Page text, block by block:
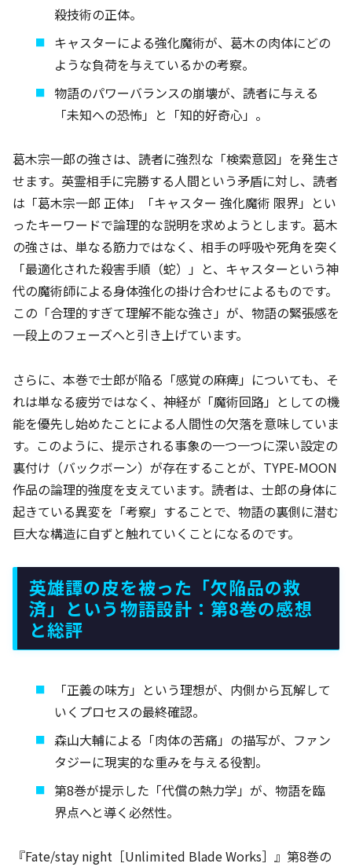
殺技術の正体。
キャスターによる強化魔術が、葛木の肉体にどの
ような負荷を与えているかの考察。
物語のパワーバランスの崩壊が、読者に与える
「未知への恐怖」と「知的好奇心」。
葛木宗一郎の強さは、読者に強烈な「検索意図」を発生さ
せます。英霊相手に完勝する人間という矛盾に対し、読者
は「葛木宗一郎 正体」「キャスター 強化魔術 限界」とい
ったキーワードで論理的な説明を求めようとします。葛木
の強さは、単なる筋力ではなく、相手の呼吸や死角を突く
「最適化された殺害手順（蛇）」と、キャスターという神
代の魔術師による身体強化の掛け合わせによるものです。
この「合理的すぎて理解不能な強さ」が、物語の緊張感を
一段上のフェーズへと引き上げています。
さらに、本巻で士郎が陥る「感覚の麻痺」についても、そ
れは単なる疲労ではなく、神経が「魔術回路」としての機
能を優先し始めたことによる人間性の欠落を意味していま
す。このように、提示される事象の一つ一つに深い設定の
裏付け（バックボーン）が存在することが、TYPE-MOON
作品の論理的強度を支えています。読者は、士郎の身体に
起きている異変を「考察」することで、物語の裏側に潜む
巨大な構造に自ずと触れていくことになるのです。
英雄譚の皮を被った「欠陥品の救
済」という物語設計：第8巻の感想
と総評
「正義の味方」という理想が、内側から瓦解して
いくプロセスの最終確認。
森山大輔による「肉体の苦痛」の描写が、ファン
タジーに現実的な重みを与える役割。
第8巻が提示した「代償の熱力学」が、物語を臨
界点へと導く必然性。
『Fate/stay night［Unlimited Blade Works］』第8巻の